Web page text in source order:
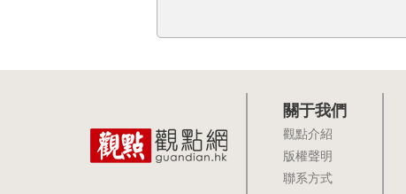
關于我們
觀點介紹
版權聲明
聯系方式